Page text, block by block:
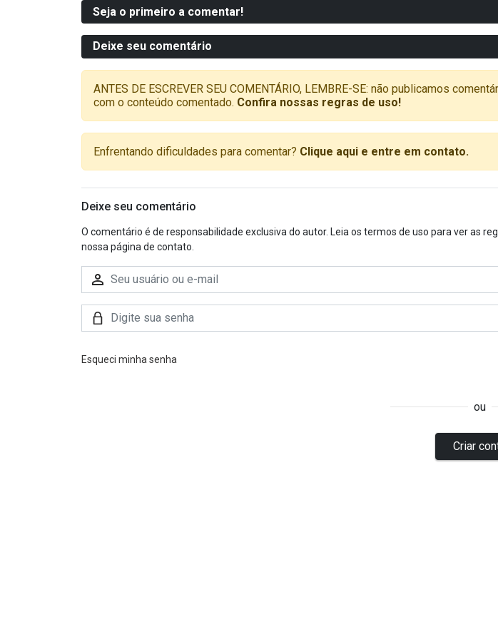
Seja o primeiro a comentar!
Deixe seu comentário
ANTES DE ESCREVER SEU COMENTÁRIO, LEMBRE-SE: não publicamos
com o conteúdo comentado. Confira nossas regras de uso!
Enfrentando dificuldades para comentar? Clique aqui e entre em contato.
Deixe seu comentário
O comentário é de responsabilidade exclusiva do autor. Leia os termos de uso para ver as
nossa página de contato.
Esqueci minha senha
ou
Criar